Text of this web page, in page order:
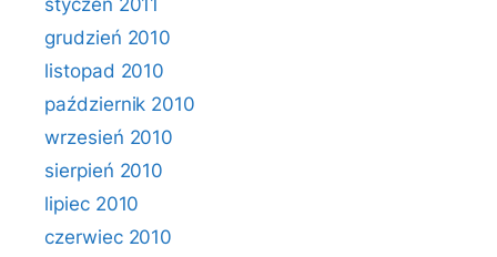
styczeń 2011
grudzień 2010
listopad 2010
październik 2010
wrzesień 2010
sierpień 2010
lipiec 2010
czerwiec 2010